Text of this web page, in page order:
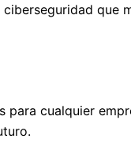
que
cualquier